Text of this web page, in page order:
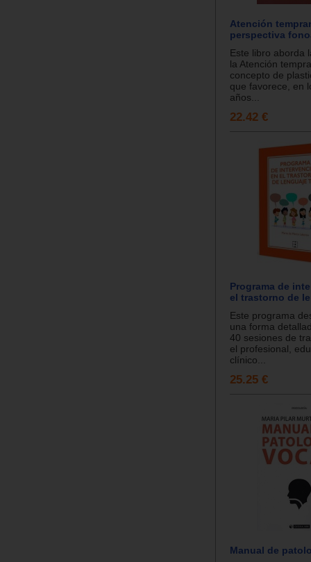
Atención
perspectiva
Este libro aborda
la Atención
concepto de
que favorece, en
años...
22.42 €
Programa de
el trastorno de
Este programa
una forma
40 sesiones de
el profesional,
clínico...
25.25 €
Manual de